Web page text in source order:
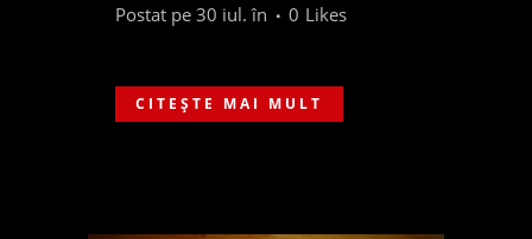
Postat pe 30 iul. în 0 Likes
CITEȘTE MAI MULT